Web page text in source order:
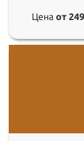
Цена от